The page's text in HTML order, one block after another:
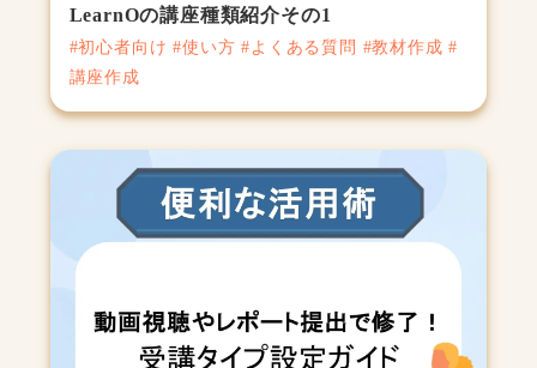
LearnOの講座種類紹介その1
#初心者向け #使い方 #よくある質問 #教材作成 #
講座作成